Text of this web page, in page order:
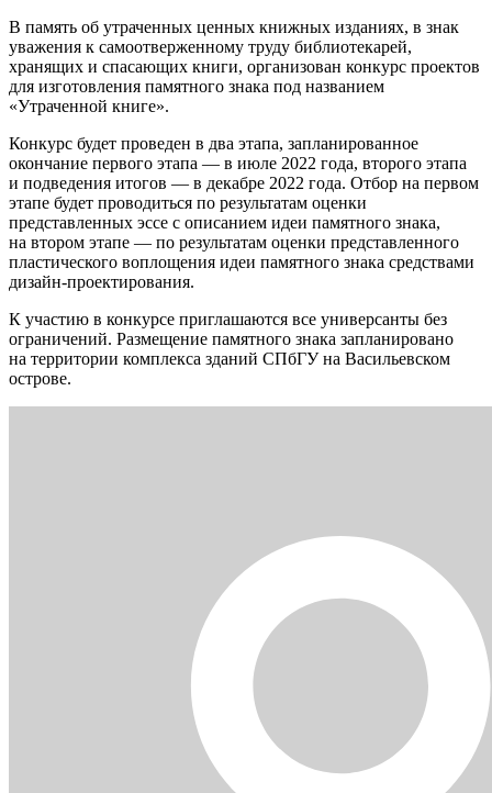
В память об утраченных ценных книжных изданиях, в знак
уважения к самоотверженному труду библиотекарей,
хранящих и спасающих книги, организован конкурс проектов
для изготовления памятного знака под названием
«Утраченной книге».
Конкурс будет проведен в два этапа, запланированное
окончание первого этапа — в июле 2022 года, второго этапа
и подведения итогов — в декабре 2022 года. Отбор на первом
этапе будет проводиться по результатам оценки
представленных эссе с описанием идеи памятного знака,
на втором этапе — по результатам оценки представленного
пластического воплощения идеи памятного знака средствами
дизайн-проектирования.
К участию в конкурсе приглашаются все универсанты без
ограничений. Размещение памятного знака запланировано
на территории комплекса зданий СПбГУ на Васильевском
острове.